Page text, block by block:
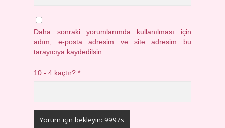
Daha sonraki yorumlarımda kullanılması için
adım, e-posta adresim ve site adresim bu
tarayıcıya kaydedilsin.
10 - 4 kaçtır?*